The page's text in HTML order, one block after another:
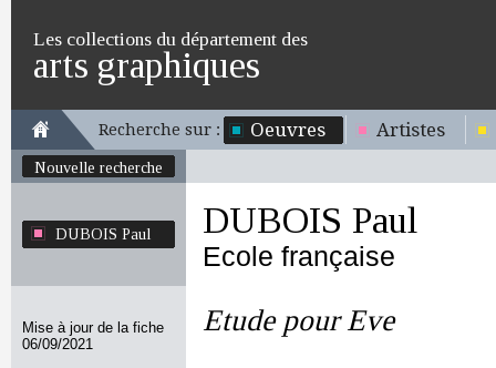
Les collections du département des
arts graphiques
Recherche sur : Oeuvres Artistes
Nouvelle recherche
DUBOIS Paul
Mise à jour de la fiche
06/09/2021
DUBOIS Paul
Ecole française
Etude pour Eve